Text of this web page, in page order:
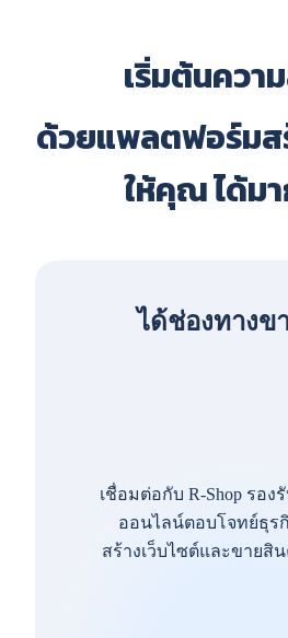
เริ่มต้นควา
ด้วยแพลตฟอร์มส
ให้คุณ ได้ม
ได้ช่องทางข
เชื่อมต่อกับ R-Shop รอง
ออนไลน์ตอบโจทย์ธุร
สร้างเว็บไซต์และขายสิ